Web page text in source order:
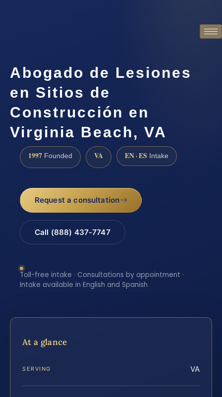
Abogado de Lesiones
en Sitios de
Construcción en
Virginia Beach, VA
1997 Founded VA EN · ES Intake
Request a consultation
Call (888) 437-7747
Toll-free intake · Consultations by appointment ·
Intake available in English and Spanish
At a glance
SERVING VA